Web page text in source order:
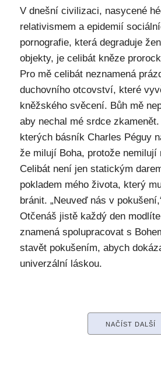
V dnešní civilizaci, nasycené
relativismem a epidemií
pornografie, která degraduje
objekty, je celibát kněze
Pro mě celibát neznamená
duchovního otcovství, které
kněžského svěcení. Bůh mě
aby nechal mé srdce
kterých básník Charles Péguy
že milují Boha, protože nemilují
Celibát není jen statickým
pokladem mého života, který
bránit. „Neuveď nás v
Otčenáš jistě každý den
znamená spolupracovat s
stavět pokušením, abych
univerzální láskou.
NAČÍST DALŠÍ